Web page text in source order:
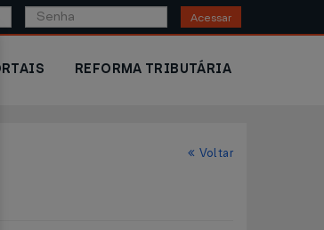
Acessar
REFORMA TRIBUTÁRIA
Voltar